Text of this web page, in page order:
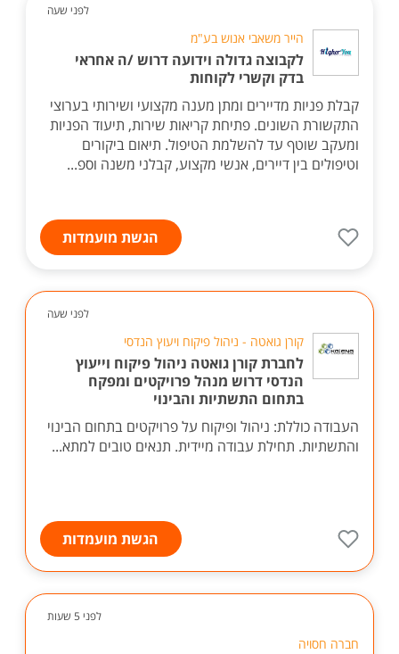
לפני שעה
הייר משאבי אנוש בע"מ
לקבוצה גדולה וידועה דרוש /ה אחראי
בדק וקשרי לקוחות
קבלת פניות מדיירים ומתן מענה מקצועי ושירותי בערוצי
התקשורת השונים. פתיחת קריאות שירות, תיעוד הפניות
ומעקב שוטף עד להשלמת הטיפול. תיאום ביקורים
וטיפולים בין דיירים, אנשי מקצוע, קבלני משנה וספ...
הגשת מועמדות
לפני שעה
קורן גואטה - ניהול פיקוח ויעוץ הנדסי
לחברת קורן גואטה ניהול פיקוח וייעוץ
הנדסי דרוש מנהל פרויקטים ומפקח
בתחום התשתיות והבינוי
העבודה כוללת: ניהול ופיקוח על פרויקטים בתחום הבינוי
והתשתיות. תחילת עבודה מיידית. תנאים טובים למתא...
הגשת מועמדות
לפני 5 שעות
חברה חסויה